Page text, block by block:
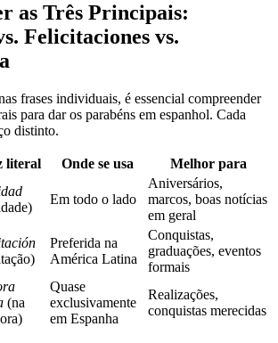
as Três Principais:
Felicitaciones vs.
frases individuais, é essencial compreender
para dar os parabéns em espanhol. Cada
distinto.
literal Onde se usa Melhor para
Em todo o lado
Aniversários,
marcos, boas notícias
em geral
Preferida na
América Latina
Conquistas,
graduações, eventos
formais
(na
Quase
exclusivamente
em Espanha
Realizações,
conquistas merecidas